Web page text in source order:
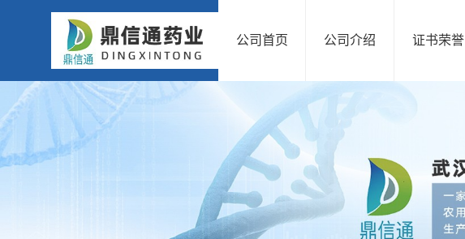
公司首页 公司介绍 证书荣誉